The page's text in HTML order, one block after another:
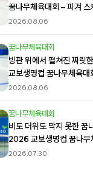
꿈나무체육대회 – 피겨 스
2026.08.06
꿈나무체육대회
빙판 위에서 펼쳐진 짜릿
교보생명컵 꿈나무체육대
2026.08.06
꿈나무체육대회
비도 더위도 막지 못한 꿈
2026 교보생명컵 꿈나무
2026.07.30